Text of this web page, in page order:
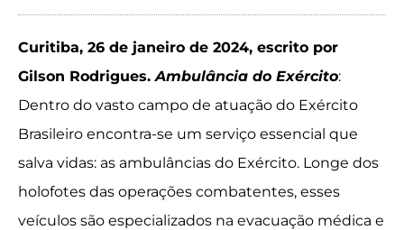
Curitiba, 26 de janeiro de 2024, escrito por
Gilson Rodrigues.Ambulância do Exército:
Dentro do vasto campo de atuação do Exército
Brasileiro encontra-se um serviço essencial que
salva vidas: as ambulâncias do Exército. Longe dos
holofotes das operações combatentes, esses
veículos são especializados na evacuação médica e